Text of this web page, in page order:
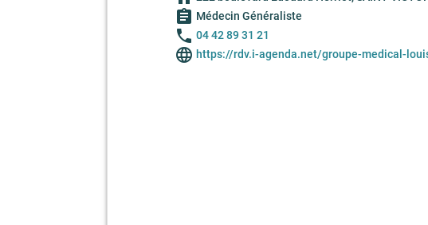
assignment Médecin Généraliste
phone 04 42 89 31 21
language https://rdv.i-agenda.net/groupe-medical-